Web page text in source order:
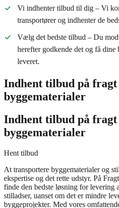
Vi indhenter tilbud til dig – Vi
transportører og indhenter de
Vælg det bedste tilbud – Du
herefter godkende det og få dine
leveret.
Indhent tilbud på fragt
byggematerialer
Indhent tilbud på fragt
byggematerialer
Hent tilbud
At transportere byggematerialer og
ekspertise og det rette udstyr. På
finde den bedste løsning for levering
stilladser, uanset om det er mindre
byggeprojekter. Med vores